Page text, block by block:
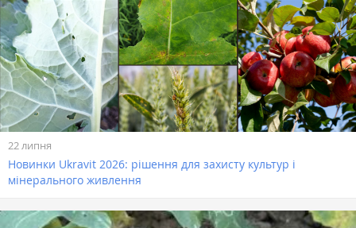
22 липня
Новинки Ukravit 2026: рішення для захисту культур і
мінерального живлення